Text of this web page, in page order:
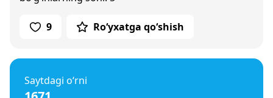
9 Ro‘yxatga qo‘shish
Saytdagi o‘rni